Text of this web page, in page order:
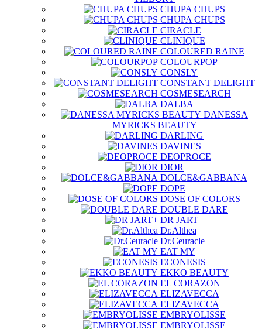
CHUPA CHUPS
CHUPA CHUPS
CIRACLE
CLINIQUE
COLOURED RAINE
COLOURPOP
CONSLY
CONSTANT DELIGHT
COSMESEARCH
DALBA
DANESSA
MYRICKS BEAUTY
DARLING
DAVINES
DEOPROCE
DIOR
DOLCE&GABBANA
DOPE
DOSE OF COLORS
DOUBLE DARE
DR JART+
Dr.Althea
Dr.Ceuracle
EAT MY
ECONESIS
EKKO BEAUTY
EL CORAZON
ELIZAVECCA
ELIZAVECCA
EMBRYOLISSE
EMBRYOLISSE